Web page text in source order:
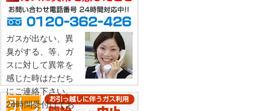
ガスが出ない、異
臭がする、等、ガ
スに対して異常を
感じた時はただち
にご連絡下さい。
24時間受付けてお